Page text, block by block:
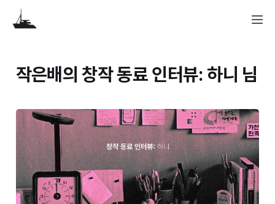
작은배의 창작 동료 인터뷰: 하니 님